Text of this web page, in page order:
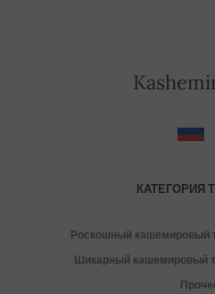
КАТЕГОРИЯ
Роскошный кашемировый
Шикарный кашемировый